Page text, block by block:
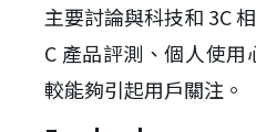
主要討論與科技和 3C
C 產品評測、個人使
較能夠引起用戶關注。